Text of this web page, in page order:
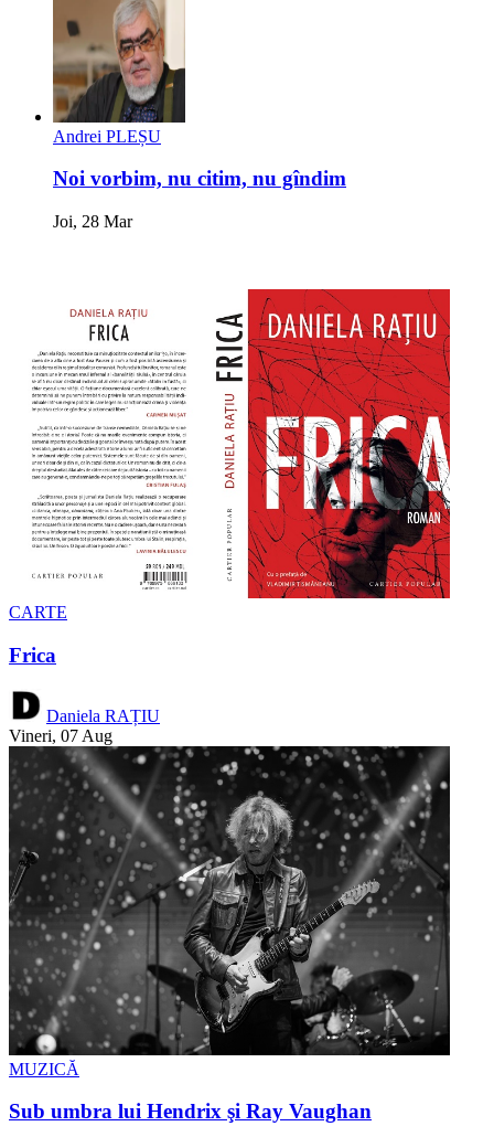
Andrei PLEȘU
Noi vorbim, nu citim, nu gîndim
Joi, 28 Mar
CARTE
Frica
Daniela RAȚIU
Vineri, 07 Aug
MUZICĂ
Sub umbra lui Hendrix şi Ray Vaughan